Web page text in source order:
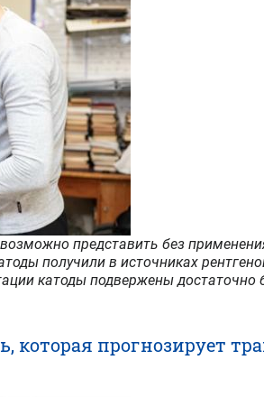
представить без
получили в источниках
катоды подвержены достаточно
которая прогнозирует